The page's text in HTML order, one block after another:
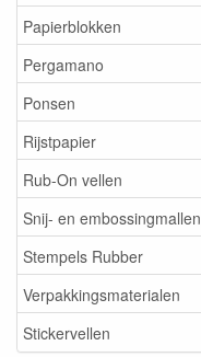
Papierblokken
Pergamano
Ponsen
Rijstpapier
Rub-On vellen
Snij- en embossingmallen
Stempels Rubber
Verpakkingsmaterialen
Stickervellen